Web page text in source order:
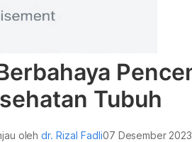
Tubuh
olehdr. Rizal Fadli07 Desember 2023